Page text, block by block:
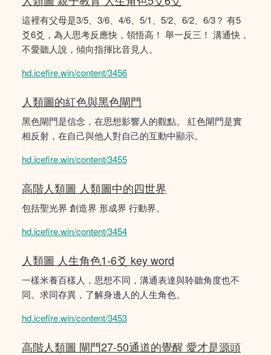
這裡有父母是3/5、3/6、4/6、5/1、5/2、6/2、6/3？ 有5
爻6爻，為人思考反應快，領悟高！ 舉一反三！ 溝通快，
不愛聽人說，傾向指揮比音見人。
hd.icefire.win/content/3456
人類圖的紅色與黑色閘門
黑色閘門是信念，在思想影響人的觀點。 紅色閘門是實
相反射，在自己與他人對自己的互動中顯示。
hd.icefire.win/content/3455
高階人類圖 人類圖中的四世界
包括聖光界 創造界 形成界 行動界。
hd.icefire.win/content/3454
人類圖 人生角色1-6爻 key word
一樣米養百樣人，思想不同，溝通表達與聆聽角度也不
同。求同存異，了解身邊人的人生角色。
hd.icefire.win/content/3453
高階人類圖 閘門27-50通道的覺醒 愛才是源頭